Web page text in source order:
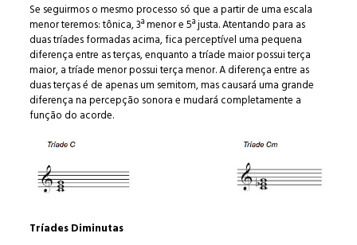
Se seguirmos o mesmo processo só que a partir de uma escala
menor teremos: tônica, 3ª menor e 5ª justa. Atentando para as
duas tríades formadas acima, fica perceptível uma pequena
diferença entre as terças, enquanto a tríade maior possui terça
maior, a tríade menor possui terça menor. A diferença entre as
duas terças é de apenas um semitom, mas causará uma grande
diferença na percepção sonora e mudará completamente a
função do acorde.
Tríades Diminutas